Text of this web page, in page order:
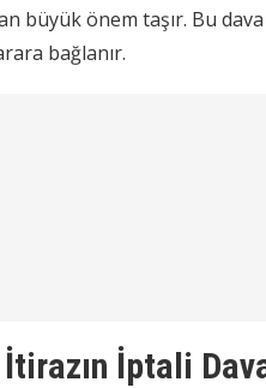
büyük önem taşır. Bu
bağlanır.
İptali